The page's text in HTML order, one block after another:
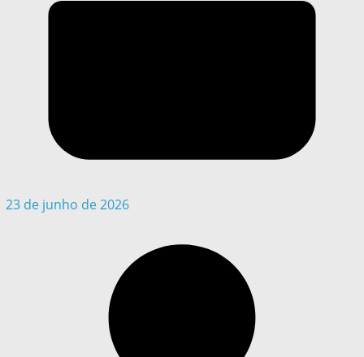
23 de junho de 2026